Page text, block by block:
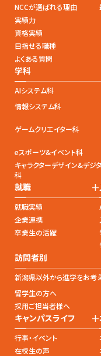
NCCが選ばれる理由
実績力
資格実績
目指せる職種
よくある質問
学科
AIシステム科
情報システム科
ゲームクリエイター科
eスポーツ&イベント科
キャラクターデザイン&デジ
科
就職 +
就職実績
企業連携
卒業生の活躍
訪問者別
新潟県以外から進学をお考
留学生の方へ
採用ご担当者様へ
キャンパスライフ +
行事・イベント
在校生の声